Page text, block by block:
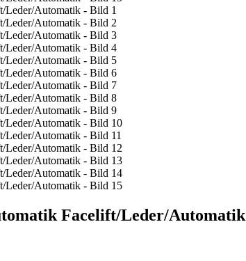
Facelift/Leder/Automatik